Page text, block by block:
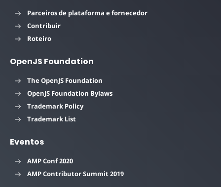
Parceiros de plataforma e fornecedor
Contribuir
Roteiro
OpenJS Foundation
The OpenJS Foundation
OpenJS Foundation Bylaws
Trademark Policy
Trademark List
Eventos
AMP Conf 2020
AMP Contributor Summit 2019